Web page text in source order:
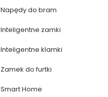
Napędy do bram
Inteligentne zamki
Inteligentne klamki
Zamek do furtki
Smart Home